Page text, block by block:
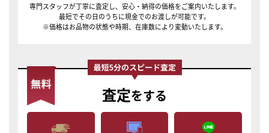
専門スタッフが丁寧に査定し、安心・納得の価格をご案内いたします。
最短でその日のうちに現金でのお渡しが可能です。
※価格はお品物の状態や時期、在庫数により変動いたします。
査定をする